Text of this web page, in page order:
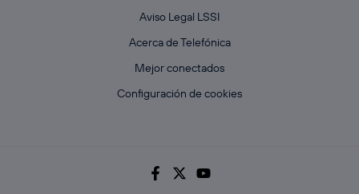
Aviso Legal LSSI
Acerca de Telefónica
Mejor conectados
Configuración de cookies